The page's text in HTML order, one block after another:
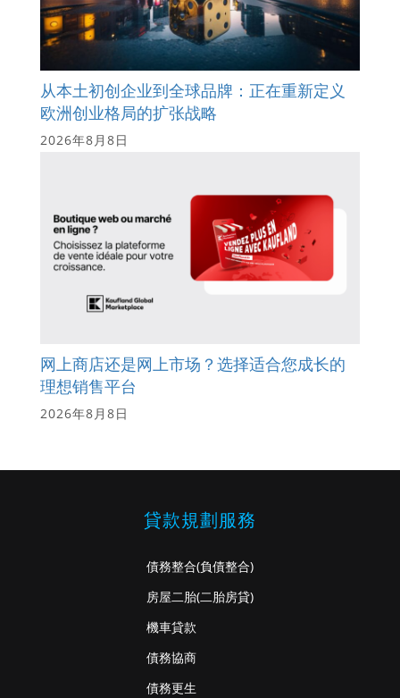
从本土初创企业到全球品牌：正在重新定义
欧洲创业格局的扩张战略
2026年8月8日
网上商店还是网上市场？选择适合您成长的
理想销售平台
2026年8月8日
貸款規劃服務
債務整合(負債整合)
房屋二胎(二胎房貸)
機車貸款
債務協商
債務更生